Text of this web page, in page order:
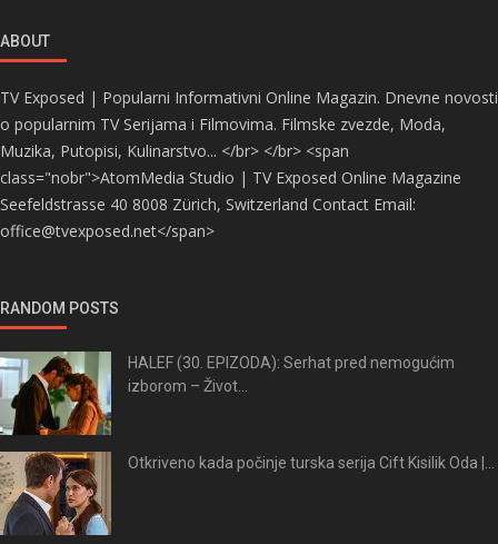
ABOUT
TV Exposed | Popularni Informativni Online Magazin. Dnevne novosti
o popularnim TV Serijama i Filmovima. Filmske zvezde, Moda,
Muzika, Putopisi, Kulinarstvo... </br> </br> <span
class="nobr">AtomMedia Studio | TV Exposed Online Magazine
Seefeldstrasse 40 8008 Zürich, Switzerland Contact Email:
office@tvexposed.net</span>
RANDOM POSTS
HALEF (30. EPIZODA): Serhat pred nemogućim
izborom – Život...
Otkriveno kada počinje turska serija Cift Kisilik Oda |...